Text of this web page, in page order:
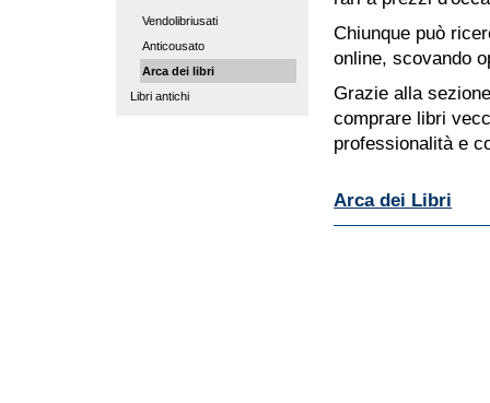
Vendolibriusati
Anticousato
Arca dei libri
Libri antichi
Chiunque può
online, scovando
Grazie alla
comprare libri
professionalità e
Arca dei Libri